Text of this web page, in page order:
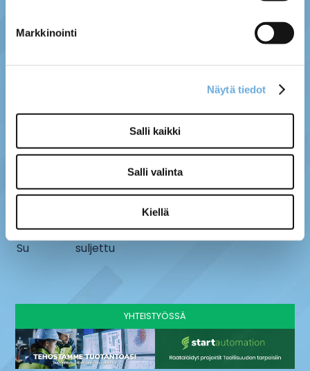
Markkinointi
Näytä tiedot
Salli kaikki
Salli valinta
Kiellä
MYYMÄLÄ
Kauhajoki
AUKIOLOAJAT
La
9-13
Su
suljettu
SÄHKÖ-MÄNTYLÄ OY
info@sahko-mantyla.fi
06 231 4930
YHTEISTYÖSSÄ